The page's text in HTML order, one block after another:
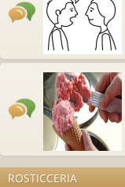
ROSTICCERIA